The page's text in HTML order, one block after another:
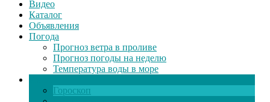
Видео
Каталог
Объявления
Погода
Прогноз ветра в проливе
Прогноз погоды на неделю
Температура воды в море
Гороскоп